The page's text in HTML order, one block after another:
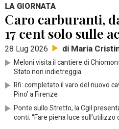
LA GIORNATA
Caro carburanti,
17 cent solo sulle
28 Lug 2026 di Maria
Meloni visita il cantiere di
Stato non indietreggia
Rfi: completato il varo del nuovo
Pino’ a Firenze
Ponte sullo Stretto, la Cgil
conti. “Fare piena luce